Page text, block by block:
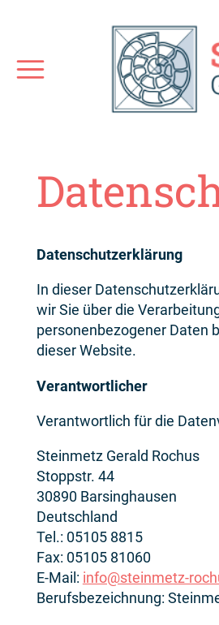
Datenschutzerklärung
In dieser
wir Sie über die
personenbezogener Daten
dieser Website.
Verantwortlicher
Verantwortlich für die
Steinmetz Gerald Rochus
Stoppstr. 44
30890 Barsinghausen
Deutschland
Tel.: 05105 8815
Fax: 05105 81060
E-Mail: info@steinmetz-
Berufsbezeichnung: